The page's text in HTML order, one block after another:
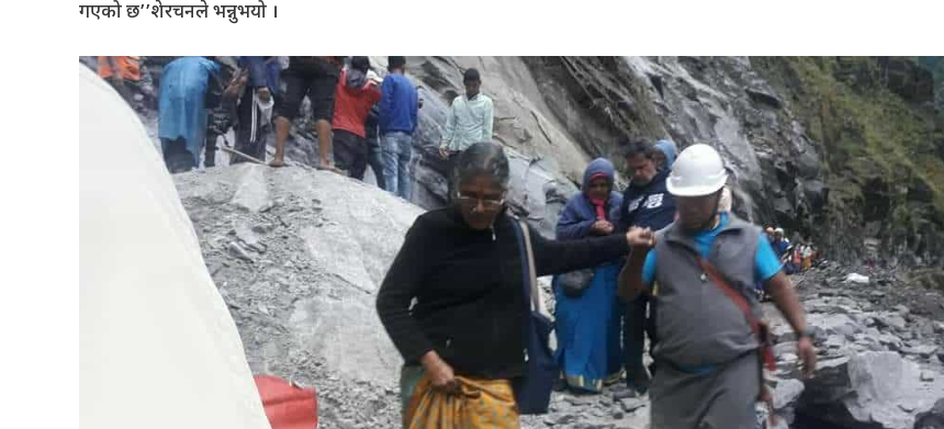
गएको छ’’शेरचनले भन्नुभयो ।